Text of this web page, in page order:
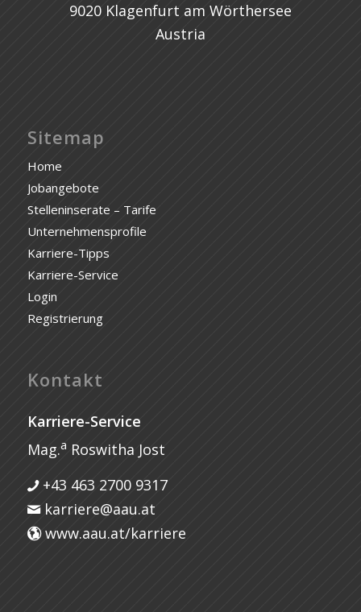
9020 Klagenfurt am Wörthersee
Austria
Sitemap
Home
Jobangebote
Stelleninserate – Tarife
Unternehmensprofile
Karriere-Tipps
Karriere-Service
Login
Registrierung
Kontakt
Karriere-Service
Mag.a Roswitha Jost
+43 463 2700 9317
karriere@aau.at
www.aau.at/karriere